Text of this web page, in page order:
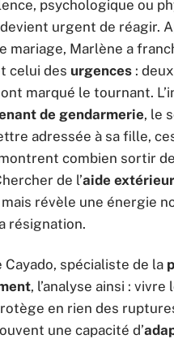
psychologique ou
devient urgent de réagir.
mariage, Marlène a
celui des urgences :
marqué le tournant.
de gendarmerie, le
adressée à sa fille,
combien sortir
de l’aide
révèle une énergie
résignation.
Cayado, spécialiste de la
, l’analyse ainsi :
en rien des
une capacité d’